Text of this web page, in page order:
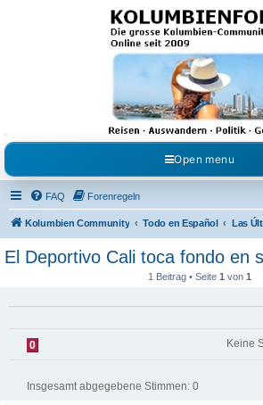
Kolumbienforum - Das
grosse Forum der
Freunde Kolumbiens
Reisen, Auswandern, Kultur, Politik, Geschichte und Visum
Austausch, Erfahrungen und Gemeinschaft im
Open menu
FAQ Forenregeln
Kolumbien Community Todo en Español
El Deportivo Cali toca fondo en
1 Beitrag • Seite 1 von 1
0 Keine
Insgesamt abgegebene Stimmen: 0